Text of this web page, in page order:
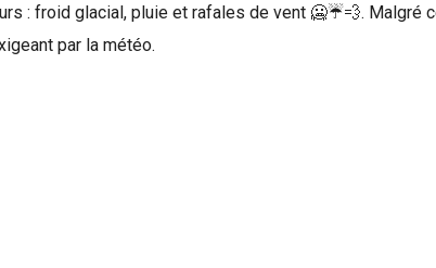
: froid glacial, pluie et rafales de vent 🥶☔️💨. Malgré
par la météo.